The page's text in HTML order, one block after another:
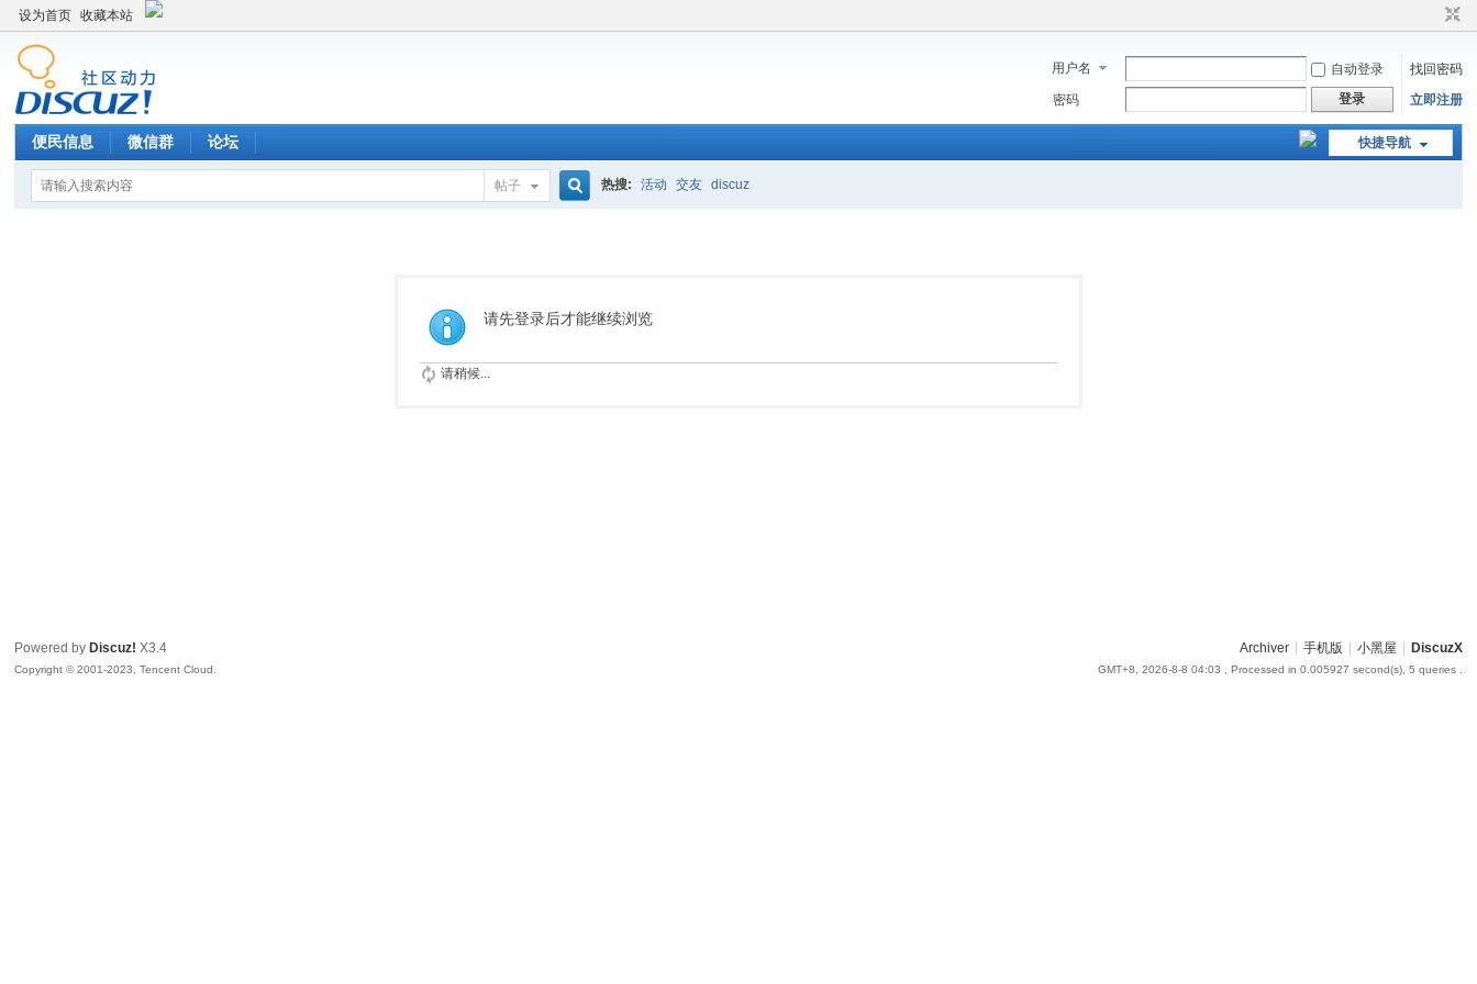
设为首页 收藏本站
用户名 自动登录
找回密码
密码
登录 立即注册
快捷导航
便民信息 微信群 论坛
帖子
索
热搜: 活动 交友 discuz
请先登录后才能继续浏览
请稍候...
Archiver 手机版 小黑屋 DiscuzX
GMT+8, 2026-8-8 04:03 , Processed in 0.005927 second(s), 5 queries .
Powered by Discuz! X3.4
Copyright © 2001-2023, Tencent Cloud.